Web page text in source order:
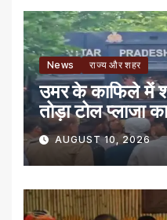
News राज्य और शहर
उमर के काफिले में
तोड़ा टोल प्लाजा
AUGUST 10, 2026